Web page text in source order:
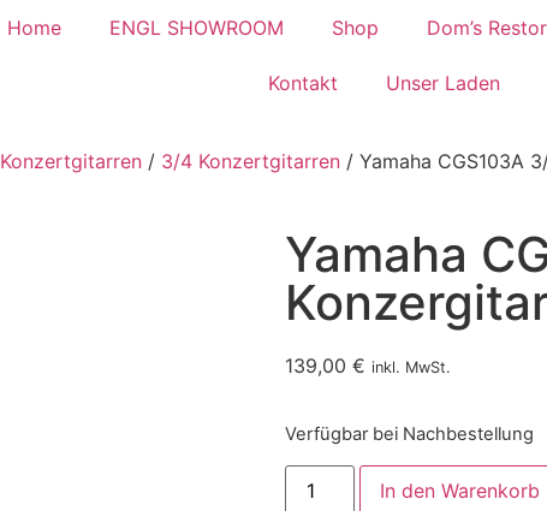
Home ENGL SHOWROOM Shop Dom’s
Kontakt Unser Laden
Konzertgitarren / 3/4 Konzertgitarren / Yamaha CGS103A
Yamaha
139,00 € inkl. MwSt.
Verfügbar bei Nachbestellung
In den Warenkorb